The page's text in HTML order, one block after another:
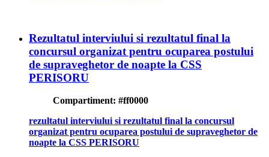
Rezultatul interviului si rezultatul final la
concursul organizat pentru ocuparea postului
de supraveghetor de noapte la CSS
PERISORU
Compartiment: #ff0000
rezultatul interviului si rezultatul final la concursul
organizat pentru ocuparea postului de supraveghetor de
noapte la CSS PERISORU